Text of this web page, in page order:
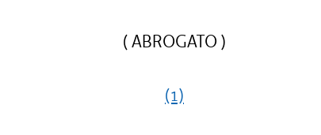
( ABROGATO )
(1)